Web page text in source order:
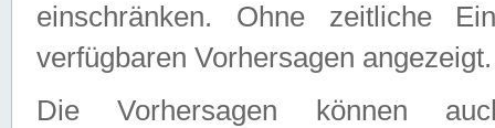
einschränken. Ohne zeitliche
verfügbaren Vorhersagen angezeigt.
Die Vorhersagen können